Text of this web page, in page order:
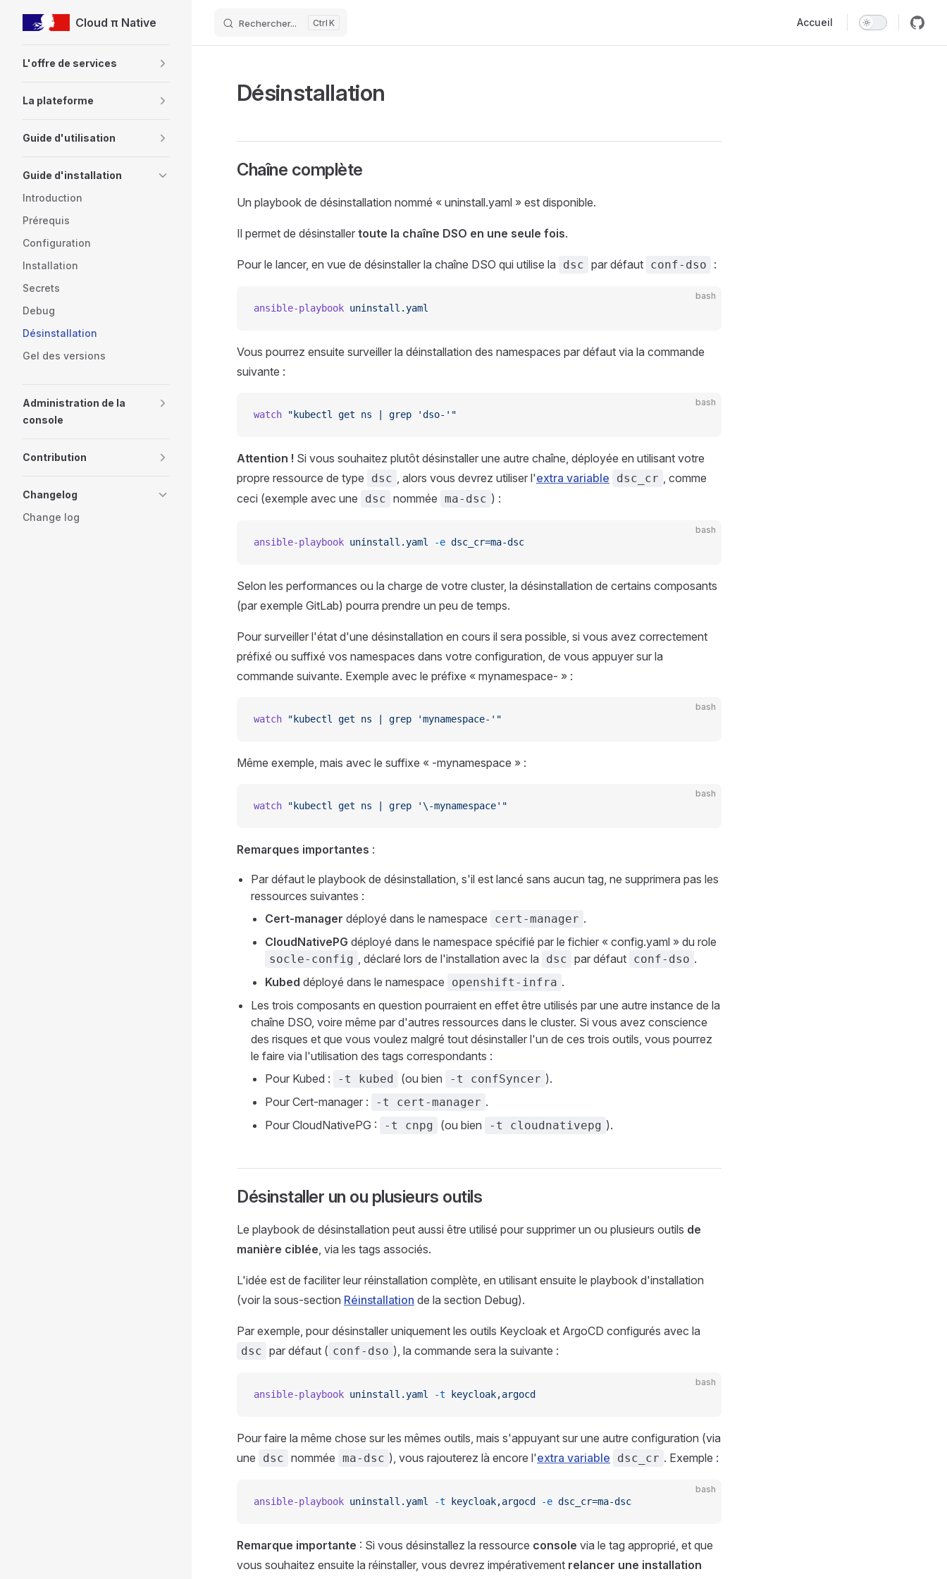
Skip to contentCloud π Native Rechercher... K Accueil
L'offre de services
La plateforme
Guide d'utilisation
Guide d'installation
Introduction
Prérequis
Configuration
Installation
Secrets
Debug
Désinstallation
Gel des versions
Administration de la
console
Contribution
Changelog
Change log
Désinstallation
Chaîne complète
Un playbook de désinstallation nommé « uninstall.yaml » est disponible.
Il permet de désinstaller toute la chaîne DSO en une seule fois.
Pour le lancer, en vue de désinstaller la chaîne DSO qui utilise la dsc par défaut conf-dso :
bash
ansible-playbook uninstall.yaml
Vous pourrez ensuite surveiller la déinstallation des namespaces par défaut via la commande
suivante :
bash
watch "kubectl get ns | grep 'dso-'"
Attention ! Si vous souhaitez plutôt désinstaller une autre chaîne, déployée en utilisant votre
propre ressource de type
dsc , alors vous devrez utiliser l'extra variable dsc_cr , comme
ceci (exemple avec une
dsc nommée ma-dsc ) :
bash
ansible-playbook uninstall.yaml -e dsc_cr=ma-dsc
Selon les performances ou la charge de votre cluster, la désinstallation de certains composants
(par exemple GitLab) pourra prendre un peu de temps.
Pour surveiller l'état d'une désinstallation en cours il sera possible, si vous avez correctement
préfixé ou suffixé vos namespaces dans votre configuration, de vous appuyer sur la
commande suivante. Exemple avec le préfixe « mynamespace- » :
bash
watch "kubectl get ns | grep 'mynamespace-'"
Même exemple, mais avec le suffixe « -mynamespace » :
bash
watch "kubectl get ns | grep '\-mynamespace'"
Remarques importantes :
Par défaut le playbook de désinstallation, s'il est lancé sans aucun tag, ne supprimera pas les
ressources suivantes :
Cert-manager déployé dans le namespace cert-manager .
CloudNativePG déployé dans le namespace spécifié par le fichier « config.yaml » du role
socle-config , déclaré lors de l'installation avec la dsc par défaut conf-dso .
Kubed déployé dans le namespace openshift-infra .
Les trois composants en question pourraient en effet être utilisés par une autre instance de la
chaîne DSO, voire même par d'autres ressources dans le cluster. Si vous avez conscience
des risques et que vous voulez malgré tout désinstaller l'un de ces trois outils, vous pourrez
le faire via l'utilisation des tags correspondants :
Pour Kubed :
-t kubed (ou bien -t confSyncer ).
Pour Cert-manager :
-t cert-manager .
Pour CloudNativePG :
-t cnpg (ou bien -t cloudnativepg ).
Désinstaller un ou plusieurs outils
Le playbook de désinstallation peut aussi être utilisé pour supprimer un ou plusieurs outils de
manière ciblée, via les tags associés.
L'idée est de faciliter leur réinstallation complète, en utilisant ensuite le playbook d'installation
(voir la sous-section Réinstallation de la section Debug).
Par exemple, pour désinstaller uniquement les outils Keycloak et ArgoCD configurés avec la
dsc par défaut ( conf-dso ), la commande sera la suivante :
bash
ansible-playbook uninstall.yaml -t keycloak,argocd
Pour faire la même chose sur les mêmes outils, mais s'appuyant sur une autre configuration (via
une
dsc nommée ma-dsc ), vous rajouterez là encore l'extra variable dsc_cr . Exemple :
bash
ansible-playbook uninstall.yaml -t keycloak,argocd -e dsc_cr=ma-dsc
Remarque importante : Si vous désinstallez la ressource console via le tag approprié, et que
vous souhaitez ensuite la réinstaller, vous devrez impérativement relancer une installation